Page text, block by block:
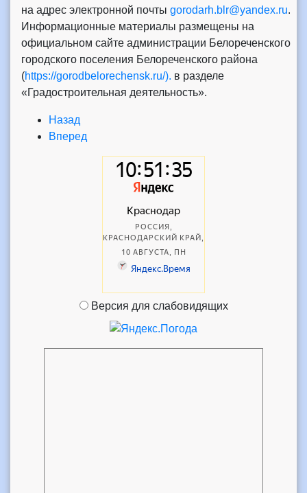
на адрес электронной почты gorodarh.blr@yandex.ru.
Информационные материалы размещены на
официальном сайте администрации Белореченского
городского поселения Белореченского района
(https://gorodbelorechensk.ru/). в разделе
«Градостроительная деятельность».
Назад
Вперед
Версия для слабовидящих